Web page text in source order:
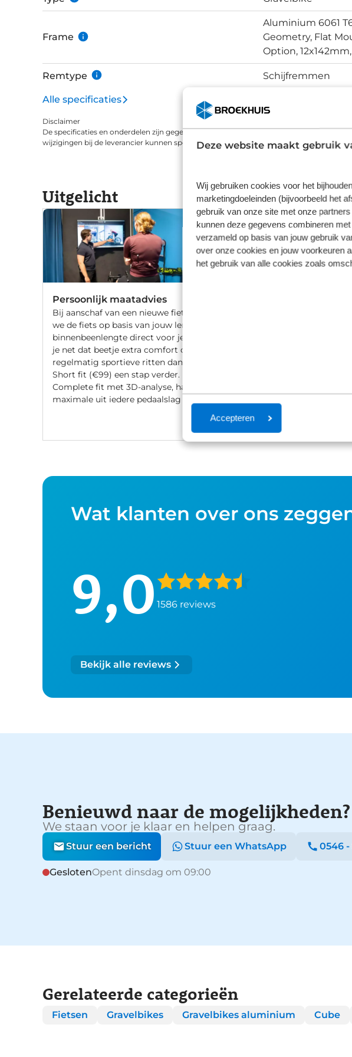
Deze website maakt gebruik
Wij gebruiken cookies voor het
marketingdoeleinden (bijvoorbeeld het
gebruik van onze site met onze
kunnen deze gegevens combineren
verzameld op basis van jouw gebruik
over onze cookies en jouw voorkeuren
het gebruik van alle cookies zoals
Accepteren
Frame
Aluminium 6061
Geometry, Flat
Option,
Remtype Schijfremmen
Alle specificaties
Disclaimer
De specificaties en onderdelen zijn gegeven op basis van aanlevering van de
wijzigingen bij de leverancier kunnen specificaties afwijken.
Uitgelicht
Persoonlijk maatadvies
Bij aanschaf van een nieuwe fiets stellen
we de fiets op basis van jouw lengte en
binnenbeenlengte direct voor je af. Wil
je net dat beetje extra comfort of fiets je
regelmatig sportieve ritten dan gaat de
Short fit (€99) een stap verder. Met een
Complete fit met 3D-analyse, haal je het
maximale uit iedere pedaalslag (€249).
Wat klanten over ons
9,0 1586 reviews
Bekijk alle reviews
Benieuwd naar de mogelijkheden?
We staan voor je klaar en helpen graag.
Stuur een bericht Stuur een WhatsApp 0546 -
GeslotenOpent dinsdag om 09:00
Gerelateerde categorieën
Fietsen Gravelbikes Gravelbikes aluminium Cube